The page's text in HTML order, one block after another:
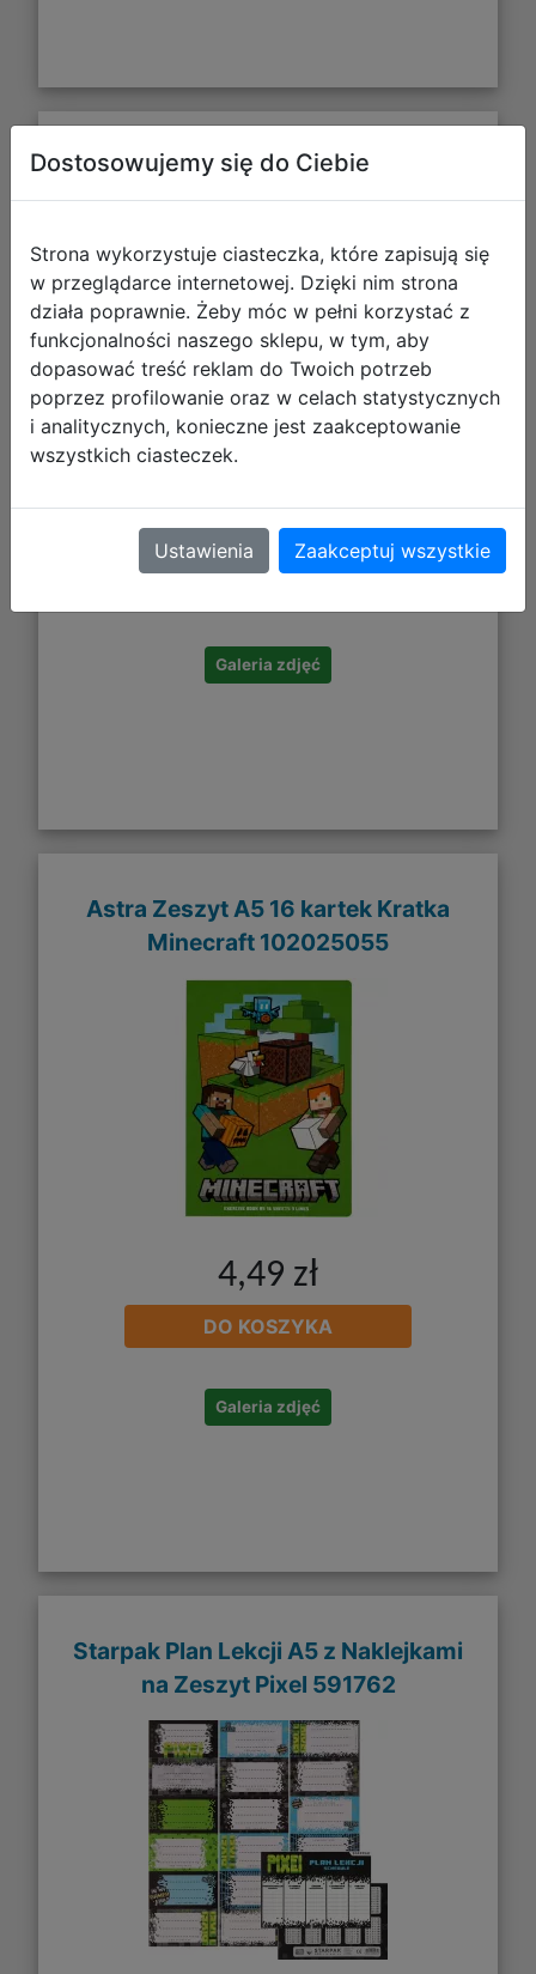
Astra Zeszyt A5 16 kartek 3linia
Kolorowa Minecraft 102025054
4,49 zł
Galeria zdjęć
Astra Zeszyt A5 16 kartek Kratka
Minecraft 102025055
4,49 zł
DO KOSZYKA
Galeria zdjęć
Starpak Plan Lekcji A5 z Naklejkami
na Zeszyt Pixel 591762
Dostosowujemy się do Ciebie
Strona wykorzystuje ciasteczka, które zapisują się
w przeglądarce internetowej. Dzięki nim strona
działa poprawnie. Żeby móc w pełni korzystać z
funkcjonalności naszego sklepu, w tym, aby
dopasować treść reklam do Twoich potrzeb
poprzez profilowanie oraz w celach statystycznych
i analitycznych, konieczne jest zaakceptowanie
wszystkich ciasteczek.
Ustawienia Zaakceptuj wszystkie